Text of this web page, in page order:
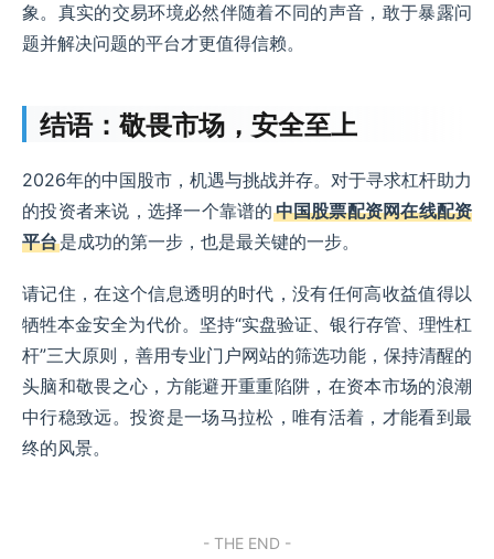
象。真实的交易环境必然伴随着不同的声音，敢于暴露问
题并解决问题的平台才更值得信赖。
结语：敬畏市场，安全至上
2026年的中国股市，机遇与挑战并存。对于寻求杠杆助力
的投资者来说，选择一个靠谱的中国股票配资网在线配资
平台是成功的第一步，也是最关键的一步。
请记住，在这个信息透明的时代，没有任何高收益值得以
牺牲本金安全为代价。坚持“实盘验证、银行存管、理性杠
杆”三大原则，善用专业门户网站的筛选功能，保持清醒的
头脑和敬畏之心，方能避开重重陷阱，在资本市场的浪潮
中行稳致远。投资是一场马拉松，唯有活着，才能看到最
终的风景。
- THE END -